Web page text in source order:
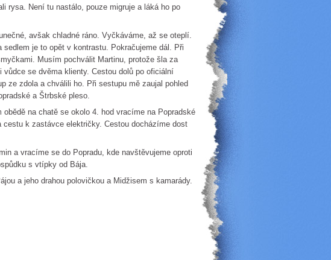
rysa. Není tu nastálo, pouze migruje a láká ho po
avšak chladné ráno. Vyčkáváme, až se oteplí.
je to opět v kontrastu. Pokračujeme dál. Při
Musím pochválit Martinu, protože šla za
se dvěma klienty. Cestou dolů po oficiální
ze zdola a chválili ho. Při sestupu mě zaujal pohled
a Štrbské pleso.
na chatě se okolo 4. hod vracíme na Popradské
k zastávce električky. Cestou docházíme dost
vracíme se do Popradu, kde navštěvujeme oproti
s vtípky od Bája.
jeho drahou polovičkou a Midžisem s kamarády.